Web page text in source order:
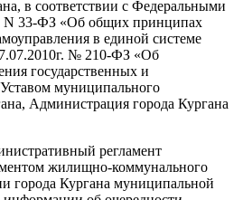
в соответствии с Федеральными
N 33-ФЗ «Об общих принципах
в единой системе
№ 210-ФЗ «Об
государственных и
муниципального
Администрация города Кургана
регламент
жилищно-коммунального
города Кургана муниципальной